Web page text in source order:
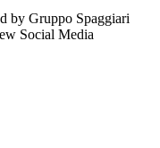
by Gruppo Spaggiari
Social Media